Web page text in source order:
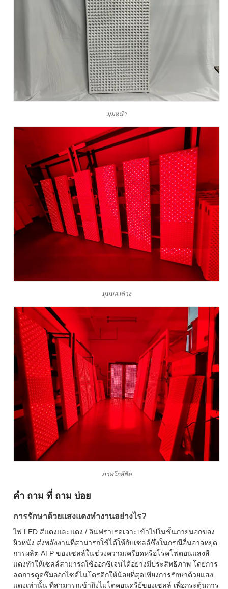
มุมหน้า
มุมมองข้าง
ภาพใกล้ชิด
คํา ถาม ที่ ถาม บ่อย
การรักษาด้วยแสงแดงทํางานอย่างไร?
ไฟ LED สีแดงและแดง / อินฟราเรดเจาะเข้าไปในชั้นภายนอกของ
ผิวหนัง ส่งพลังงานที่สามารถใช้ได้ให้กับเซลล์ซึ่งในกรณีอื่นอาจหยุด
การผลิต ATP ของเซลล์ในช่วงความเครียดหรือโรคโฟตอนแสงสี
แดงทําให้เซลล์สามารถใช้ออกซิเจนได้อย่างมีประสิทธิภาพ โดยการ
ลดการดูดซึมออกไซด์ไนโตรดิกให้น้อยที่สุดเพียงการรักษาด้วยแสง
แดงเท่านั้น ที่สามารถเข้าถึงไมโตคอนดรีย์ของเซลล์ เพื่อกระตุ้นการ